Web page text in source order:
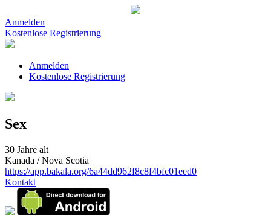
Anmelden
Kostenlose Registrierung
Anmelden
Kostenlose Registrierung
Sex
30 Jahre alt
Kanada / Nova Scotia
https://app.bakala.org/6a44dd962f8c8f4bfc01eed0
Kontakt